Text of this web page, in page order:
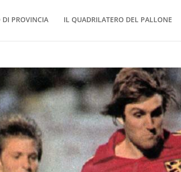
DI PROVINCIA IL QUADRILATERO DEL PALLONE